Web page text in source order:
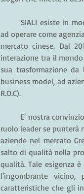
SIALI esiste in
ad operare come
mercato cinese. Dal
interazione tra il
sua trasformazione
business model, ad
R.O.C).
E' nostra
ruolo leader se punterà
aziende nel mercato
salto di qualità nella
qualità. Tale esigenza
l'ingombrante
caratteristiche che gli